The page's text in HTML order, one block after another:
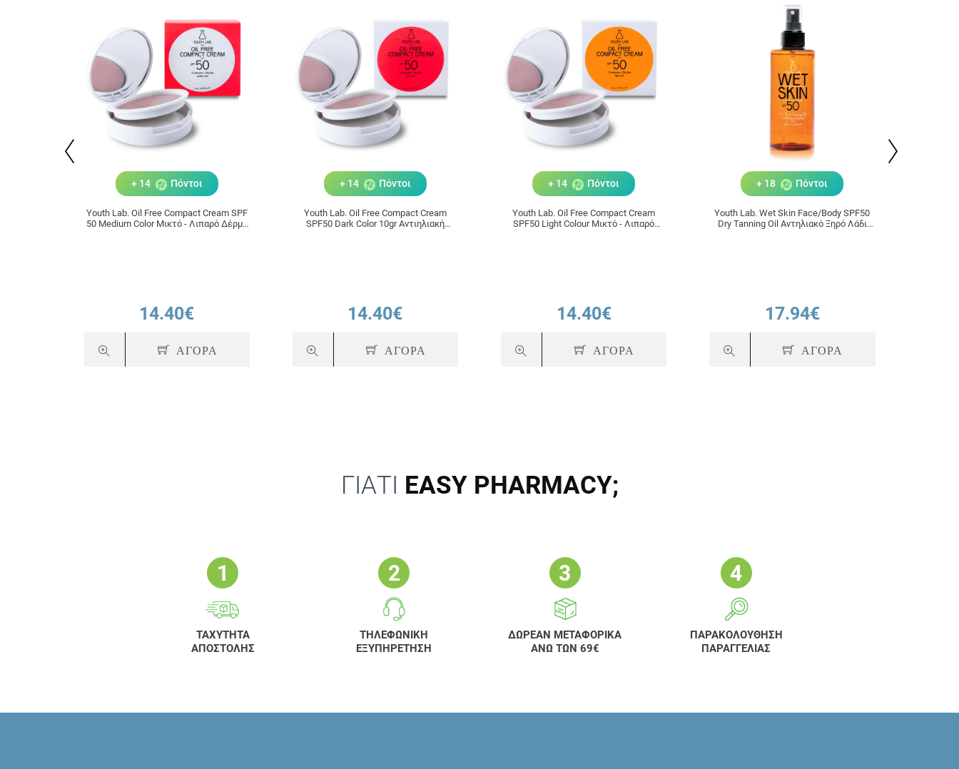
+ 14 Πόντοι
Youth Lab. Oil Free Compact Cream SPF
50 Medium Color Μικτό - Λιπαρό Δέρμα
14.40€
ΑΓΟΡΑ
+ 14 Πόντοι
Youth Lab. Oil Free Compact Cream
SPF50 Dark Color 10gr Αντιηλιακή
14.40€
ΑΓΟΡΑ
+ 14 Πόντοι
Youth Lab. Oil Free Compact Cream
SPF50 Light Colour Μικτό - Λιπαρό
14.40€
ΑΓΟΡΑ
+ 18 Πόντοι
Youth Lab. Wet Skin Face/Body SPF50
Dry Tanning Oil Αντηλιακό Ξηρό Λάδι
17.94€
ΑΓΟΡΑ
ΓΙΑΤΙ EASY PHARMACY;
ΤΑΧΥΤΗΤΑ
ΑΠΟΣΤΟΛΗΣ
ΤΗΛΕΦΩΝΙΚΗ
ΕΞΥΠΗΡΕΤΗΣΗ
ΔΩΡΕΑΝ ΜΕΤΑΦΟΡΙΚΑ
ΑΝΩ ΤΩΝ 69€
ΠΑΡΑΚΟΛΟΥΘΗΣΗ
ΠΑΡΑΓΓΕΛΙΑΣ